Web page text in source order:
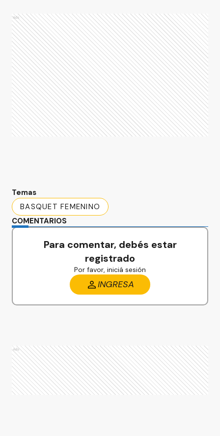
Ads
Temas
BASQUET FEMENINO
COMENTARIOS
Para comentar, debés estar
registrado
Por favor, iniciá sesión
INGRESA
Ads